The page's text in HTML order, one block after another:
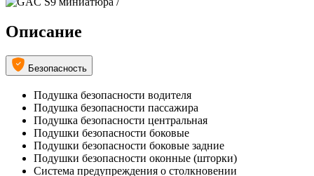
Описание
Безопасность
Подушка безопасности водителя
Подушка безопасности пассажира
Подушка безопасности центральная
Подушки безопасности боковые
Подушки безопасности боковые задние
Подушки безопасности оконные (шторки)
Система предупреждения о столкновении